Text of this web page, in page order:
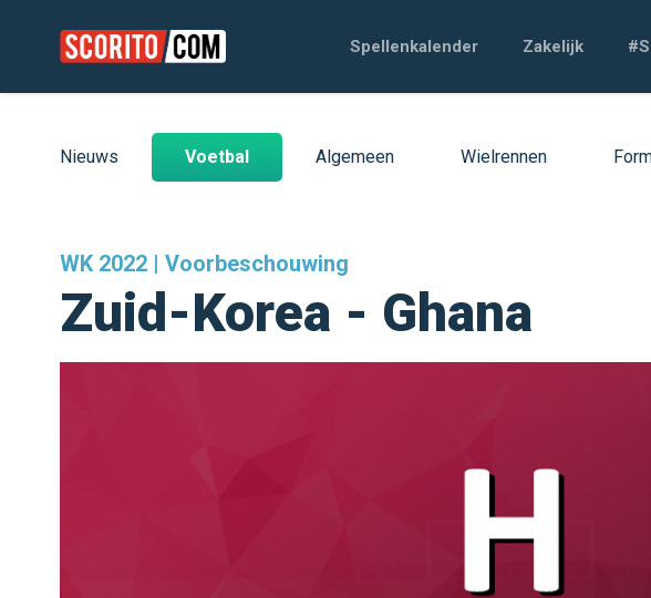
Spellenkalender Zakelijk
Nieuws Voetbal Algemeen Wielrennen
WK 2022 | Voorbeschouwing
Zuid-Korea - Ghana